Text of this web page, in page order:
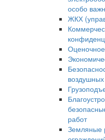
особо
ЖКХ
работ
Земляные